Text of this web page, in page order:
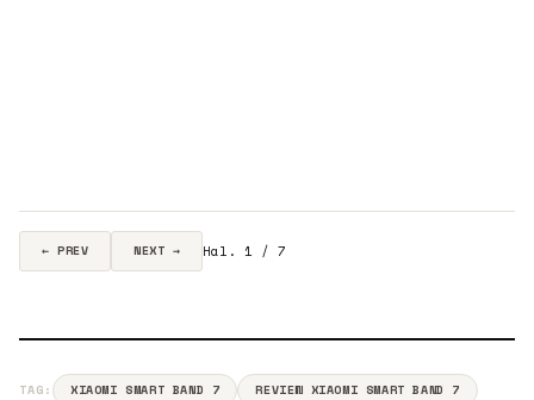
← PREV NEXT → Hal. 1 / 7
TAG: XIAOMI SMART BAND 7 REVIEW XIAOMI SMART BAND 7